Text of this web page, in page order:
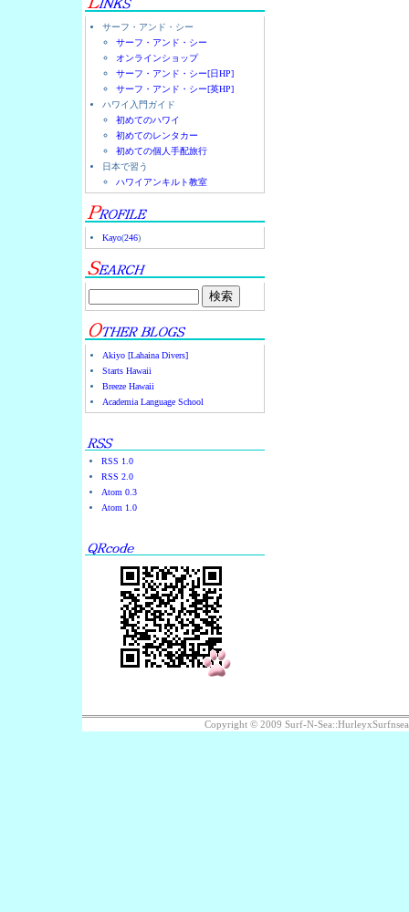
サーフ・アンド・シー
サーフ・アンド・シー
オンラインショップ
サーフ・アンド・シー[日HP]
サーフ・アンド・シー[英HP]
ハワイ入門ガイド
初めてのハワイ
初めてのレンタカー
初めての個人手配旅行
日本で習う
ハワイアンキルト教室
Kayo(246)
Akiyo [Lahaina Divers]
Starts Hawaii
Breeze Hawaii
Academia Language School
RSS 1.0
RSS 2.0
Atom 0.3
Atom 1.0
Copyright © 2009 Surf-N-